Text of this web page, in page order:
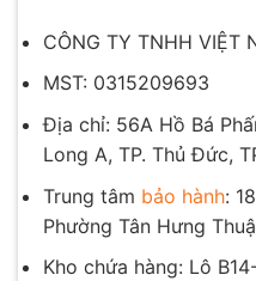
CÔNG TY TNHH VIỆT
MST: 0315209693
Địa chỉ: 56A Hồ Bá
Long A, TP. Thủ Đức,
Trung tâm bảo hành:
Phường Tân Hưng
Kho chứa hàng: Lô